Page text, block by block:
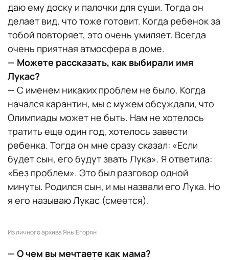
даю ему доску и палочки для суши. Тогда он
делает вид, что тоже готовит. Когда ребенок за
тобой повторяет, это очень умиляет. Всегда
очень приятная атмосфера в доме.
— Можете рассказать, как выбирали имя
Лукас?
— С именем никаких проблем не было. Когда
начался карантин, мы с мужем обсуждали, что
Олимпиады может не быть. Нам не хотелось
тратить еще один год, хотелось завести
ребенка. Тогда он мне сразу сказал: «Если
будет сын, его будут звать Лука». Я ответила:
«Без проблем». Это был разговор одной
минуты. Родился сын, и мы назвали его Лука. Но
я его называю Лукас (смеется).
Из личного архива Яны Егорян
— О чем вы мечтаете как мама?